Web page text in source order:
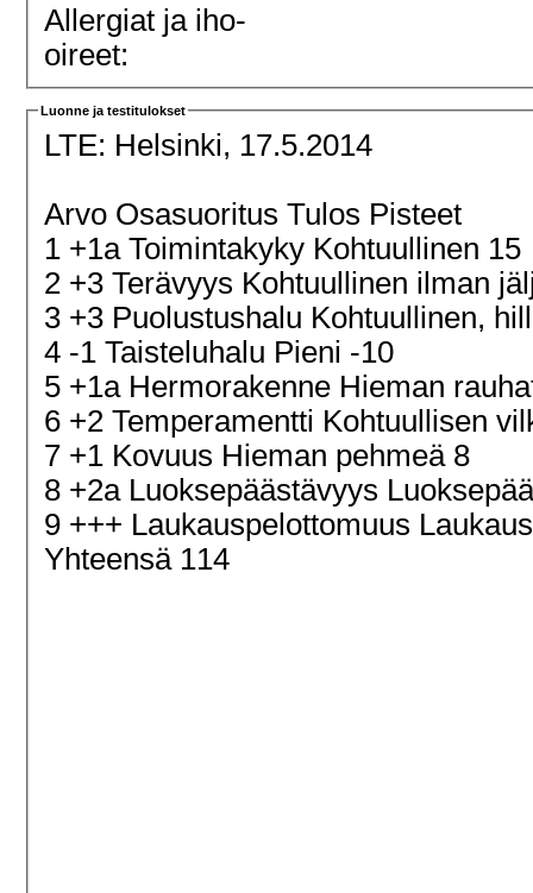
Allergiat ja iho-
oireet:
Luonne ja testitulokset
LTE: Helsinki, 17.5.2014
Arvo Osasuoritus Tulos Pisteet
1 +1a Toimintakyky Kohtuullinen 15
2 +3 Terävyys Kohtuullinen ilman
3 +3 Puolustushalu Kohtuullinen,
4 -1 Taisteluhalu Pieni -10
5 +1a Hermorakenne Hieman
6 +2 Temperamentti Kohtuullisen
7 +1 Kovuus Hieman pehmeä 8
8 +2a Luoksepäästävyys
9 +++ Laukauspelottomuus
Yhteensä 114